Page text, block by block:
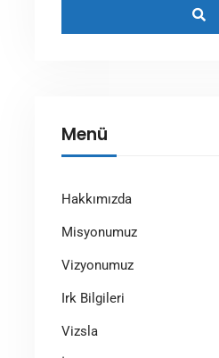
Menü
Hakkımızda
Misyonumuz
Vizyonumuz
Irk Bilgileri
Vizsla